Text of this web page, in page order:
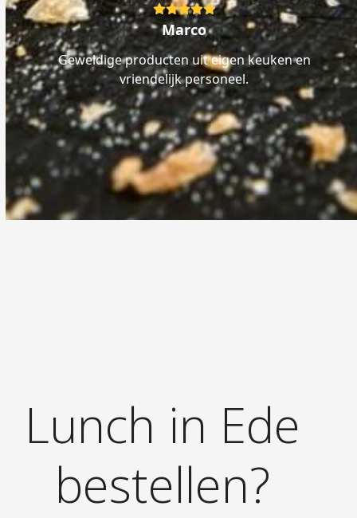
Rating:
5 Marco
Geweldige producten uit eigen keuken en
vriendelijk personeel.
Lunch in Ede
bestellen?